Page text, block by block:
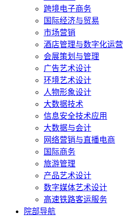
跨境电子商务
国际经济与贸易
市场营销
酒店管理与数字化运营
会展策划与管理
广告艺术设计
环境艺术设计
人物形象设计
大数据技术
信息安全技术应用
大数据与会计
网络营销与直播电商
国际商务
旅游管理
产品艺术设计
数字媒体艺术设计
高速铁路客运服务
院部导航